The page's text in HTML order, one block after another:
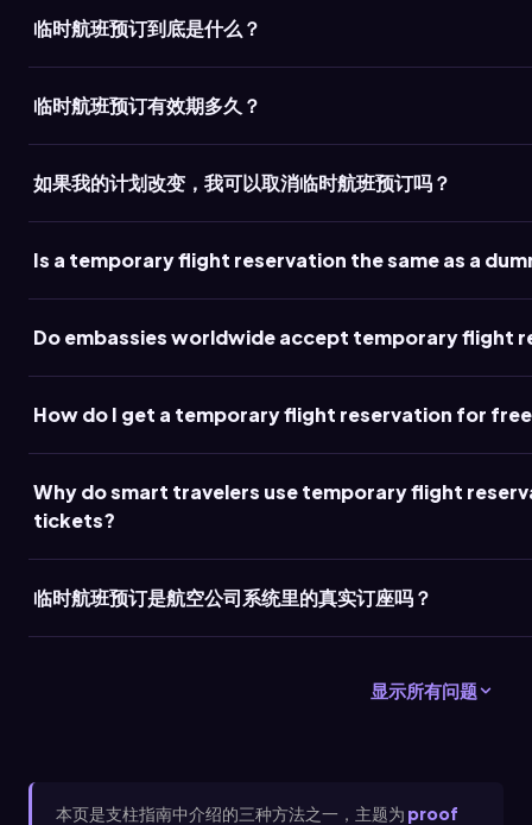
临时航班预订到底是什么？
临时航班预订有效期多久？
如果我的计划改变，我可以取消临时航班预订吗？
Is a temporary flight reservation the same as a
Do embassies worldwide accept temporary flight
How do I get a temporary flight reservation for
Why do smart travelers use temporary flight
tickets?
临时航班预订是航空公司系统里的真实订座吗？
显示所有问题
本页是支柱指南中介绍的三种方法之一，主题为 proof